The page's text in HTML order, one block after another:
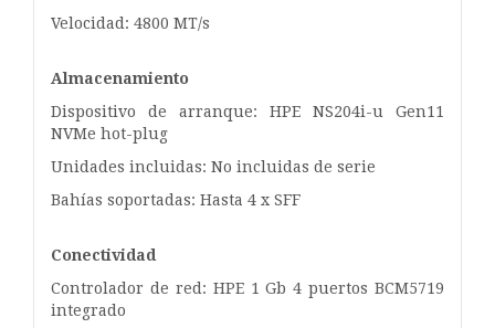
Velocidad: 4800 MT/s
Almacenamiento
Dispositivo de arranque: HPE NS204i-u Gen11
NVMe hot-plug
Unidades incluidas: No incluidas de serie
Bahías soportadas: Hasta 4 x SFF
Conectividad
Controlador de red: HPE 1 Gb 4 puertos BCM5719
integrado